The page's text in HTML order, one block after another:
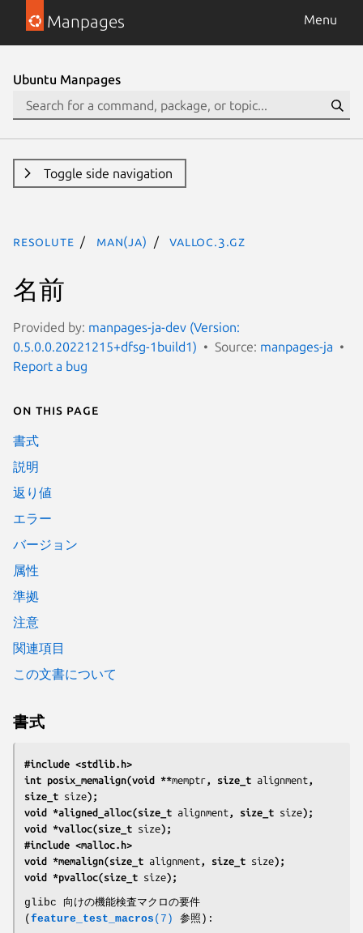
Manpages Menu
Ubuntu Manpages
Toggle side navigation
resolute man(ja) valloc.3.gz
名前
Provided by: manpages-ja-dev (Version:
0.5.0.0.20221215+dfsg-1build1)
Source: manpages-ja
Report a bug
On this page
書式
説明
返り値
エラー
バージョン
属性
準拠
注意
関連項目
この文書について
書式
#include <stdlib.h>
int posix_memalign(void **memptr , size_t alignment ,
size_t size);
void *aligned_alloc(size_t alignment , size_t size);
void *valloc(size_t size);
#include <malloc.h>
void *memalign(size_t alignment , size_t size);
void *pvalloc(size_t size);
glibc 向けの機能検査マクロの要件
( feature_test_macros (7) 参照):